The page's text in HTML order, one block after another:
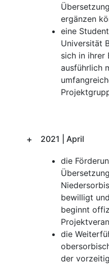
ergänzen
eine
Universität
sich in ihrer
ausführlich
2021 | April
die
bewilligt
beginnt
die
der